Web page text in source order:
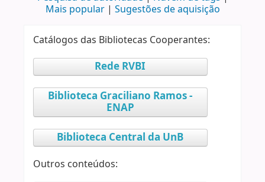
Mais popular
Sugestões de aquisição
Catálogos das Bibliotecas Cooperantes:
Rede RVBI
Biblioteca Graciliano Ramos -
ENAP
Biblioteca Central da UnB
Outros conteúdos: